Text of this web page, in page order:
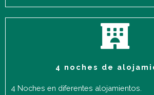
4 noches de
4 Noches en diferentes alojamientos.